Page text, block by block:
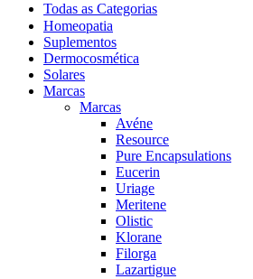
Todas as Categorias
Homeopatia
Suplementos
Dermocosmética
Solares
Marcas
Marcas
Avéne
Resource
Pure Encapsulations
Eucerin
Uriage
Meritene
Olistic
Klorane
Filorga
Lazartigue